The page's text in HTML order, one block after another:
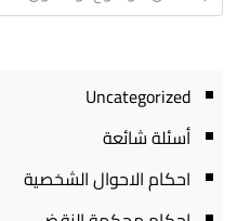
Uncategorized
أسئلة شائعة
احكام الاحوال الشخصية